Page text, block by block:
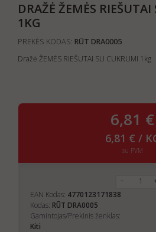
DRAŽĖ ŽEMĖS
1KG
PREKĖS KODAS: RŪT DRA0005
Dražė ŽEMĖS RIEŠUTAI SU CUKRUMI 1kg
6,81 €
6,81 € /
su PVM
EAN Kodas: 4770123171838
Kodas: RŪT DRA0005
Gamintojas/Prekinis ženklas:
Kiti